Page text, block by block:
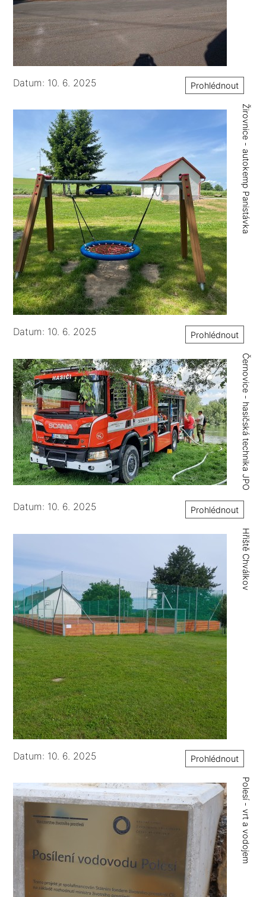
Datum: 10. 6. 2025 Prohlédnout
Žirovnice - autokemp Panistávka
Datum: 10. 6. 2025 Prohlédnout
Černovice - hasičská technika JPO
Datum: 10. 6. 2025 Prohlédnout
Hřiště Chválkov
Datum: 10. 6. 2025 Prohlédnout
Polesí - vrt a vodojem